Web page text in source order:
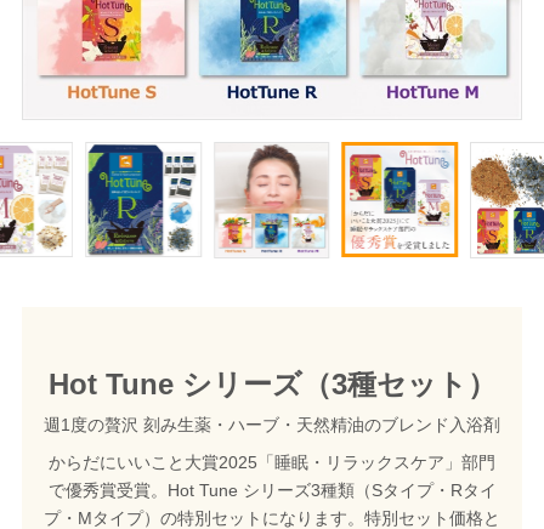
Hot Tune シリーズ（3種セット）
週1度の贅沢 刻み生薬・ハーブ・天然精油のブレンド入浴剤
からだにいいこと大賞2025「睡眠・リラックスケア」部門
で優秀賞受賞。Hot Tune シリーズ3種類（Sタイプ・Rタイ
プ・Mタイプ）の特別セットになります。特別セット価格と